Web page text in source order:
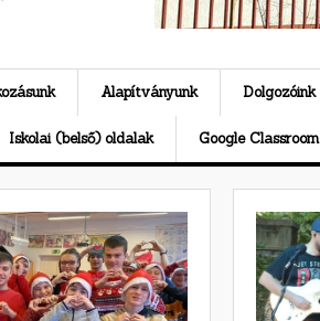
Alapítványunk Dolgozóink
Iskolai (belső) oldalak Google Classroom